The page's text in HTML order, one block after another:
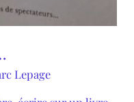
Lepage